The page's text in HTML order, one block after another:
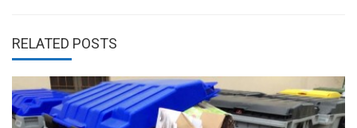
RELATED POSTS